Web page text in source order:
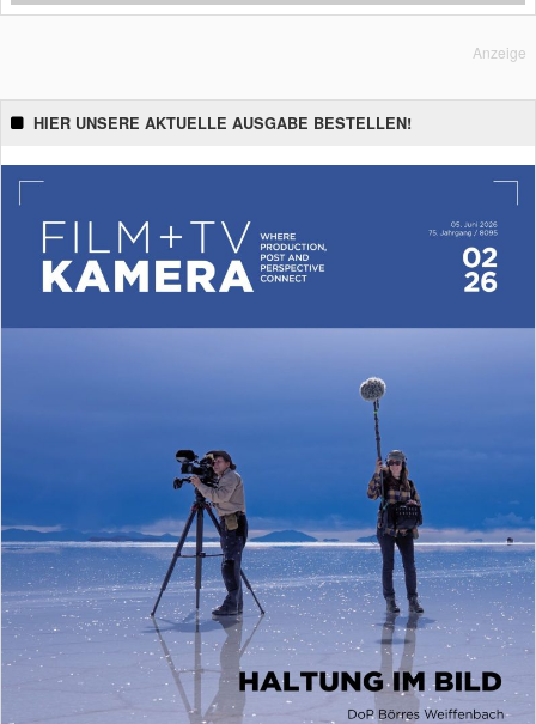
Anzeige
HIER UNSERE AKTUELLE AUSGABE BESTELLEN!